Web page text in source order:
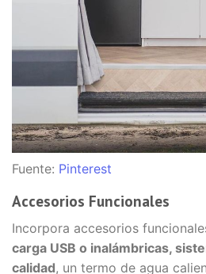
Fuente: Pinterest
Accesorios Funcionales
Incorpora accesorios
carga USB o inalámbricas,
calidad, un termo de agua